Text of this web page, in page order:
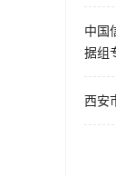
中国
据组
西安